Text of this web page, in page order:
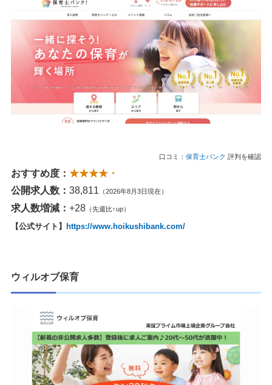
口コミ： 保育士バンク 評判を確認
おすすめ度： ★★★★・
公開求人数： 38,811 （2026年8月3日現在）
求人数増減： +28 （先週比↑up）
【公式サイト】 https://www.hoikushibank.com/
ウィルオブ保育